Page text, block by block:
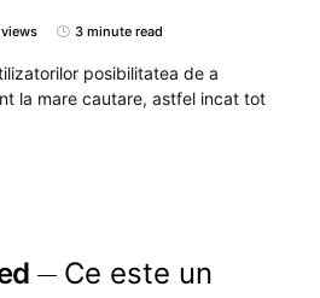
3 minute read
posibilitatea de a
la mare cautare, astfel incat tot
Ce este un